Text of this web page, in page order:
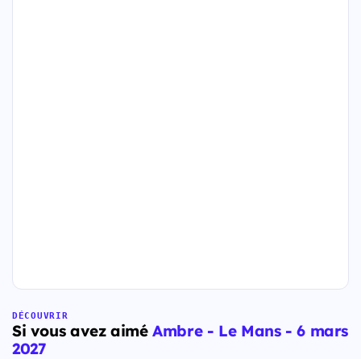
DÉCOUVRIR
Si vous avez aiméAmbre - Le Mans - 6 mars
2027